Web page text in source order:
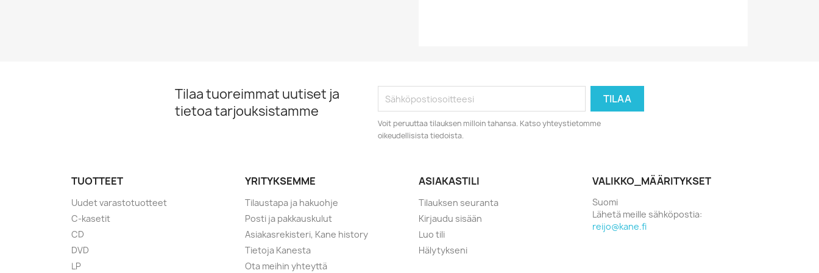
Tilaa tuoreimmat uutiset ja
tietoa tarjouksistamme
Voit peruuttaa tilauksen milloin tahansa. Katso yhteystietomme
oikeudellisista tiedoista.
TUOTTEET
Uudet varastotuotteet
C-kasetit
CD
DVD
LP
YRITYKSEMME
Tilaustapa ja hakuohje
Posti ja pakkauskulut
Asiakasrekisteri, Kane history
Tietoja Kanesta
Ota meihin yhteyttä
ASIAKASTILI
Tilauksen seuranta
Kirjaudu sisään
Luo tili
Hälytykseni
VALIKKO_MÄÄRITYKSET
Suomi
Lähetä meille sähköpostia:
reijo@kane.fi